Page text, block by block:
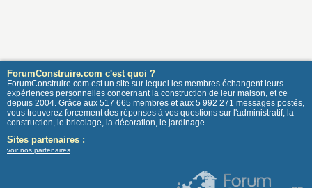
ForumConstruire.com c'est quoi ?
ForumConstruire.com est un site sur lequel les membres échangent leurs
expériences personnelles concernant la construction de leur maison, et ce
depuis 2004. Grâce aux 517 665 membres et aux 5 992 271 messages postés,
vous trouverez forcement des réponses à vos questions sur l'administratif, la
construction, le bricolage, la décoration, le jardinage ...
Sites partenaires :
voir nos partenaires